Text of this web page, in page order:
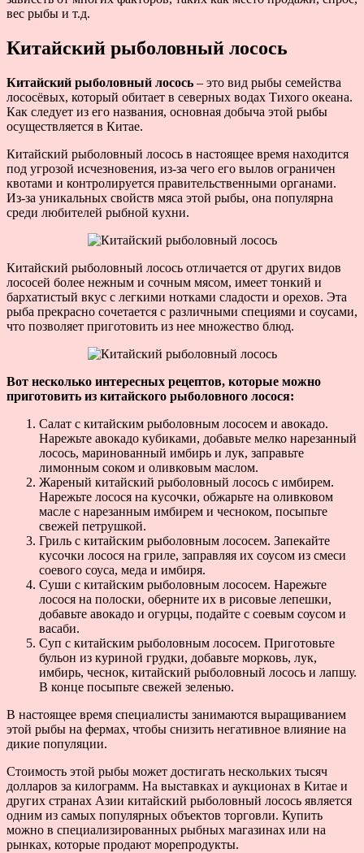
вес рыбы и т.д.
Китайский рыболовный лосось
Китайский рыболовный лосось – это вид рыбы семейства
лососёвых, который обитает в северных водах Тихого океана.
Как следует из его названия, основная добыча этой рыбы
осуществляется в Китае.
Китайский рыболовный лосось в настоящее время находится
под угрозой исчезновения, из-за чего его вылов ограничен
квотами и контролируется правительственными органами.
Из-за уникальных свойств мяса этой рыбы, она популярна
среди любителей рыбной кухни.
Китайский рыболовный лосось отличается от других видов
лососей более нежным и сочным мясом, имеет тонкий и
бархатистый вкус с легкими нотками сладости и орехов. Эта
рыба прекрасно сочетается с различными специями и соусами,
что позволяет приготовить из нее множество блюд.
Вот несколько интересных рецептов, которые можно
приготовить из китайского рыболовного лосося:
Салат с китайским рыболовным лососем и авокадо.
Нарежьте авокадо кубиками, добавьте мелко нарезанный
лосось, маринованный имбирь и лук, заправьте
лимонным соком и оливковым маслом.
Жареный китайский рыболовный лосось с имбирем.
Нарежьте лосося на кусочки, обжарьте на оливковом
масле с нарезанным имбирем и чесноком, посыпьте
свежей петрушкой.
Гриль с китайским рыболовным лососем. Запекайте
кусочки лосося на гриле, заправляя их соусом из смеси
соевого соуса, меда и имбиря.
Суши с китайским рыболовным лососем. Нарежьте
лосося на полоски, оберните их в рисовые лепешки,
добавьте авокадо и огурцы, подайте с соевым соусом и
васаби.
Суп с китайским рыболовным лососем. Приготовьте
бульон из куриной грудки, добавьте морковь, лук,
имбирь, чеснок, китайский рыболовный лосось и лапшу.
В конце посыпьте свежей зеленью.
В настоящее время специалисты занимаются выращиванием
этой рыбы на фермах, чтобы снизить негативное влияние на
дикие популяции.
Стоимость этой рыбы может достигать нескольких тысяч
долларов за килограмм. На выставках и аукционах в Китае и
других странах Азии китайский рыболовный лосось является
одним из самых популярных объектов торговли. Купить
можно в специализированных рыбных магазинах или на
рынках, которые продают морепродукты.